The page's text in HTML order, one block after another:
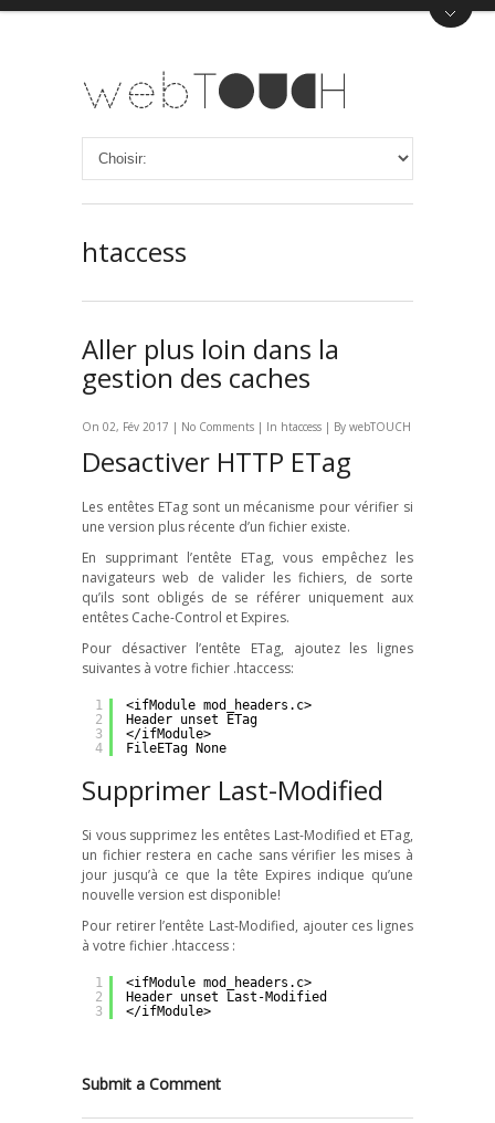
htaccess
Aller plus loin dans la
gestion des caches
On 02, Fév 2017 | No Comments | In htaccess | By webTOUCH
Desactiver HTTP ETag
Les entêtes ETag sont un mécanisme pour vérifier si
une version plus récente d’un fichier existe.
En supprimant l’entête ETag, vous empêchez les
navigateurs web de valider les fichiers, de sorte
qu’ils sont obligés de se référer uniquement aux
entêtes Cache-Control et Expires.
Pour désactiver l’entête ETag, ajoutez les lignes
suivantes à votre fichier .htaccess:
1
2
3
4
<ifModule mod_headers.c>
Header unset ETag
</ifModule>
FileETag None
Supprimer Last-Modified
Si vous supprimez les entêtes Last-Modified et ETag,
un fichier restera en cache sans vérifier les mises à
jour jusqu’à ce que la tête Expires indique qu’une
nouvelle version est disponible!
Pour retirer l’entête Last-Modified, ajouter ces lignes
à votre fichier .htaccess :
1
2
3
<ifModule mod_headers.c>
Header unset Last-Modified
</ifModule>
Submit a Comment